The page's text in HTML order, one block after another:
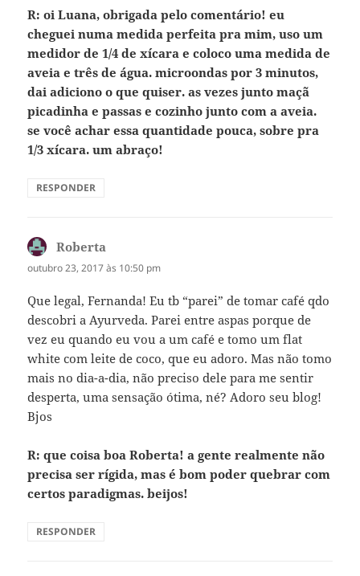
R: oi Luana, obrigada pelo comentário! eu
cheguei numa medida perfeita pra mim, uso um
medidor de 1/4 de xícara e coloco uma medida de
aveia e três de água. microondas por 3 minutos,
dai adiciono o que quiser. as vezes junto maçã
picadinha e passas e cozinho junto com a aveia.
se você achar essa quantidade pouca, sobre pra
1/3 xícara. um abraço!
RESPONDER
Roberta
outubro 23, 2017 às 10:50 pm
Que legal, Fernanda! Eu tb “parei” de tomar café qdo
descobri a Ayurveda. Parei entre aspas porque de
vez eu quando eu vou a um café e tomo um flat
white com leite de coco, que eu adoro. Mas não tomo
mais no dia-a-dia, não preciso dele para me sentir
desperta, uma sensação ótima, né? Adoro seu blog!
Bjos
R: que coisa boa Roberta! a gente realmente não
precisa ser rígida, mas é bom poder quebrar com
certos paradigmas. beijos!
RESPONDER